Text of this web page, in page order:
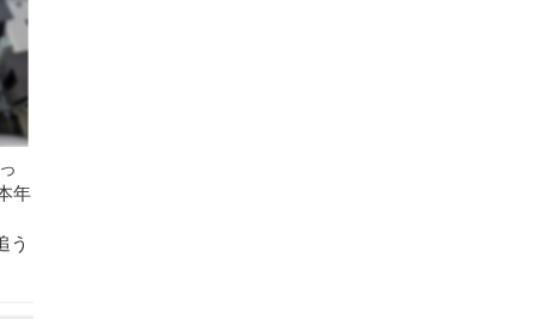
年
う